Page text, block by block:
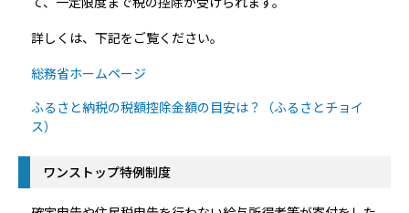
詳しくは、下記をご覧ください。
総務省ホームページ
ふるさと納税の税額控除金額の目安は？（ふるさとチョイ
ス）
ワンストップ特例制度